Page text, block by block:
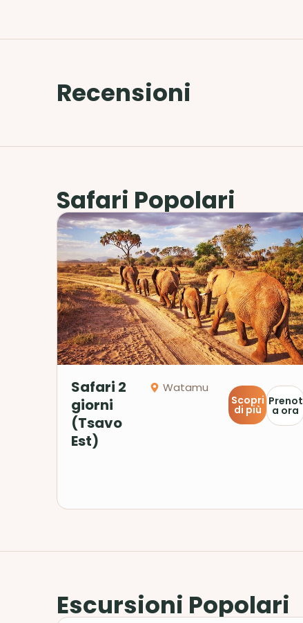
Recensioni
Safari Popolari
Safari 2
giorni
(Tsavo
Est)
Watamu
Scopri
di più
Prenot
a ora
Escursioni Popolari